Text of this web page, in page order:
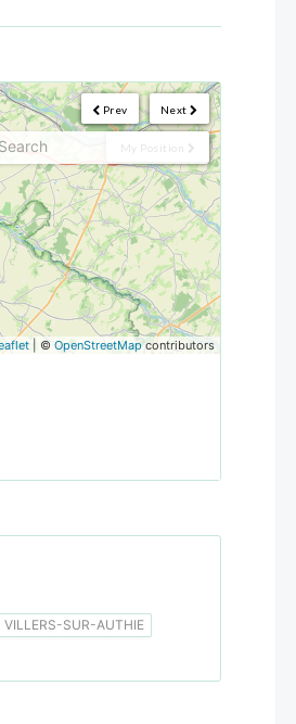
Next
Prev
My Position
| © OpenStreetMapcontributors
VILLERS-SUR-AUTHIE